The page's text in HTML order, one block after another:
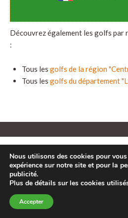
Découvrez également les golfs par
:
Tous les golfs de la région
Tous les golfs du département
Questions fréquentes
Les réponses aux questions les plus
ou directement le golf pour
Nous utilisons des cookies pour
expérience sur notre site et pour la
publicité.
Plus de détails sur les cookies
Accepter